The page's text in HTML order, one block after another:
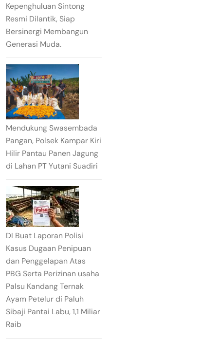
Kepenghuluan Sintong
Resmi Dilantik, Siap
Bersinergi Membangun
Generasi Muda.
Mendukung Swasembada
Pangan, Polsek Kampar Kiri
Hilir Pantau Panen Jagung
di Lahan PT Yutani Suadiri
DI Buat Laporan Polisi
Kasus Dugaan Penipuan
dan Penggelapan Atas
PBG Serta Perizinan usaha
Palsu Kandang Ternak
Ayam Petelur di Paluh
Sibaji Pantai Labu, 1,1 Miliar
Raib